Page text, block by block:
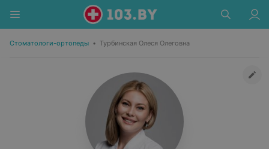
Стоматологи-ортопеды • Турбинская Олеся Олеговна